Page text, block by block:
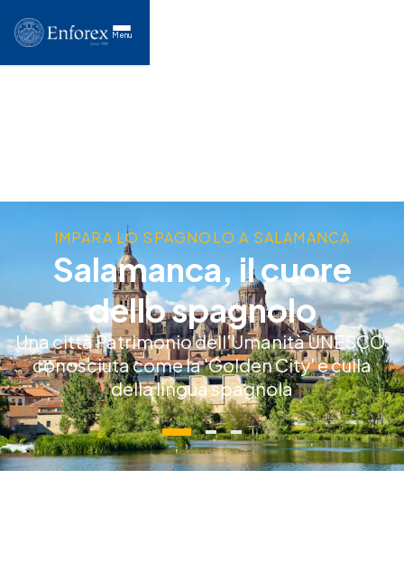
Menu
IMPARA LO SPAGNOLO A SALAMANCA
Salamanca, il cuore
dello spagnolo
Una città Patrimonio dell'Umanità UNESCO,
conosciuta come la 'Golden City' e culla
della lingua spagnola